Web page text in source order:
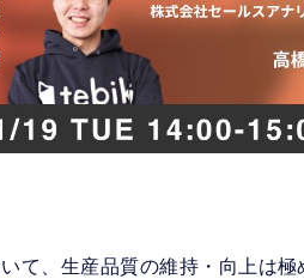
て、生産品質の維持・向上は極